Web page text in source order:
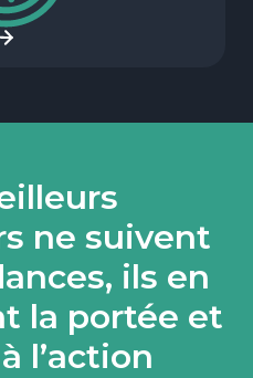
ne suivent
ils en
la portée et
l’action